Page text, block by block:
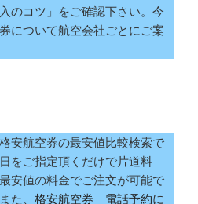
のコツ」をご確認下さい。今
について航空会社ごとにご案
安航空券の最安値比較検索で
をご指定頂くだけで片道料
安値の料金でご注文が可能で
た、 格安航空券 電話予約に